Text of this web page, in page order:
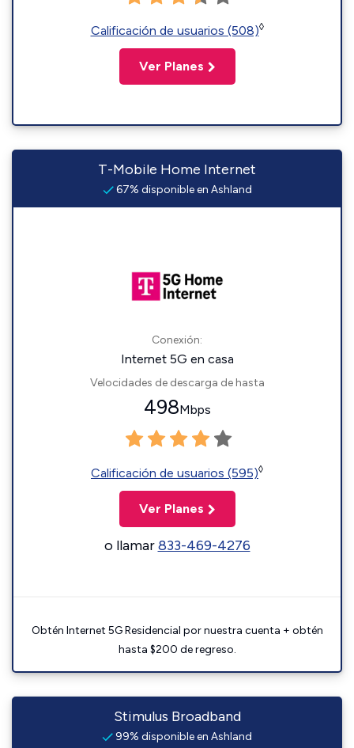
Calificación de usuarios (508)◊
Ver Planes
T-Mobile Home Internet
67% disponible en Ashland
Conexión:
Internet 5G en casa
Velocidades de descarga de hasta
498Mbps
Calificación de usuarios (595)◊
Ver Planes
o llamar833-469-4276
Obtén Internet 5G Residencial por nuestra cuenta + obtén
hasta $200 de regreso.
Stimulus Broadband
99% disponible en Ashland